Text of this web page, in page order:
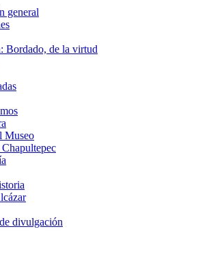
general
Bordado, de la virtud
Museo
divulgación